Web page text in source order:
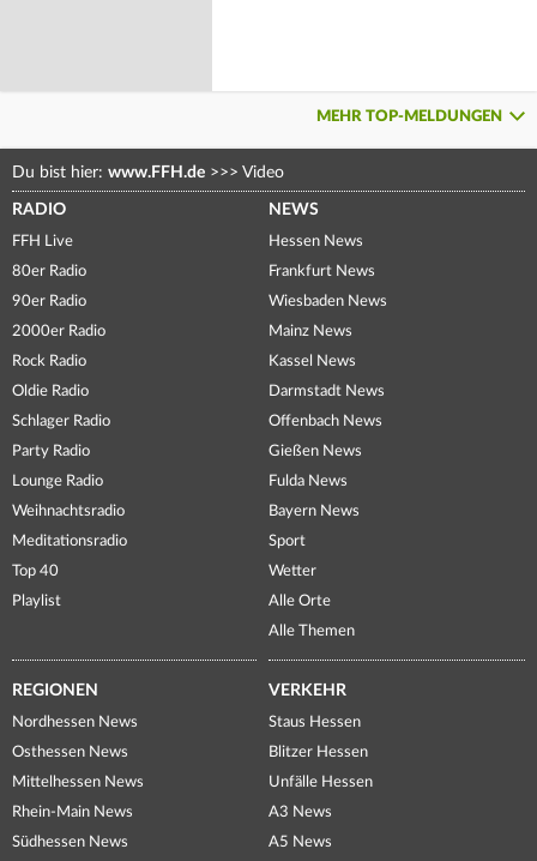
MEHR TOP-MELDUNGEN
Du bist hier: www.FFH.de >>> Video
RADIO
FFH Live
80er Radio
90er Radio
2000er Radio
Rock Radio
Oldie Radio
Schlager Radio
Party Radio
Lounge Radio
Weihnachtsradio
Meditationsradio
Top 40
Playlist
NEWS
Hessen News
Frankfurt News
Wiesbaden News
Mainz News
Kassel News
Darmstadt News
Offenbach News
Gießen News
Fulda News
Bayern News
Sport
Wetter
Alle Orte
Alle Themen
REGIONEN
Nordhessen News
Osthessen News
Mittelhessen News
Rhein-Main News
Südhessen News
VERKEHR
Staus Hessen
Blitzer Hessen
Unfälle Hessen
A3 News
A5 News